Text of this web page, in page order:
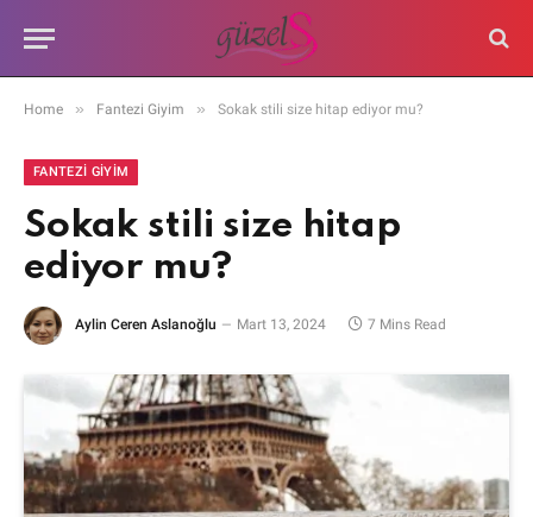
Home » Fantezi Giyim » Sokak stili size hitap ediyor mu?
FANTEZI GIYIM
Sokak stili size hitap
ediyor mu?
Aylin Ceren Aslanoğlu Mart 13, 2024 7 Mins Read